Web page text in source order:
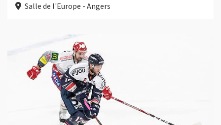
Salle de l'Europe - Angers
Plus d'information sur l'évènement : Hockey sur glace :